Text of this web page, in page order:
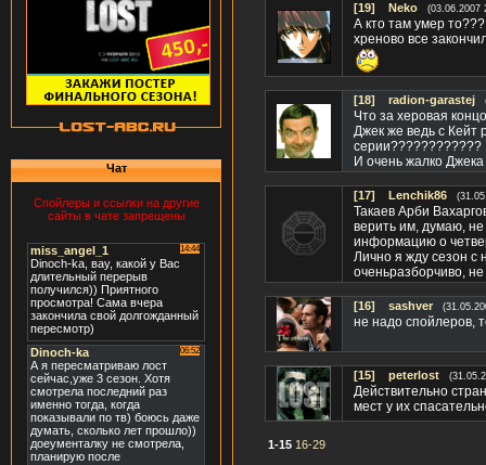
Чат
Спойлеры и ссылки на другие
сайты в чате запрещены
[19] Neko (03.06.2007
А кто там умер
хреново все
[18] radion-garastej
Что за херовая
Джек же ведь с Кейт
серии????????????
И очень жалко Джека
[17] Lenchik86
Такаев Арби
верить им, думаю, не
информацию о
Лично я жду сезон с
оченьразборчиво,
[16] sashver
не надо спойлеров,
[15] peterlost
Действительно
мест у их
1-15 16-29